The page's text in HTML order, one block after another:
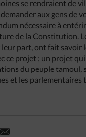
se rendraient de
aux gens de
nécessaire à
de la Constitution.
part, ont fait savoir
ce projet ; un projet
du peuple tamoul,
et les parlementaires